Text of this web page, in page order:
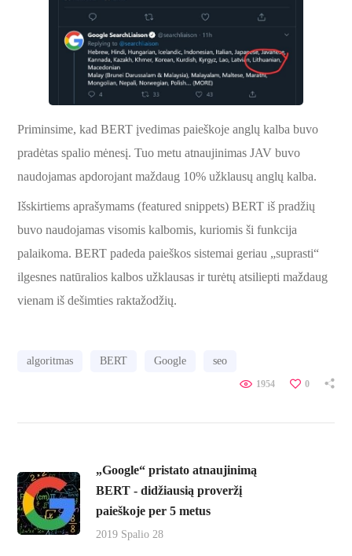
Priminsime, kad BERT įvedimas paieškoje anglų kalba buvo
pradėtas spalio mėnesį. Tuo metu atnaujinimas JAV buvo
naudojamas apdorojant maždaug 10% užklausų anglų kalba.
Išskirtiems aprašymams (featured snippets) BERT iš pradžių
buvo naudojamas visomis kalbomis, kuriomis ši funkcija
palaikoma. BERT padeda paieškos sistemai geriau „suprasti“
ilgesnes natūralios kalbos užklausas ir turėtų atsiliepti maždaug
vienam iš dešimties raktažodžių.
algoritmas BERT Google seo
0
1954
„Google“ pristato atnaujinimą
BERT - didžiausią proveržį
paieškoje per 5 metus
2019 Spalio 28